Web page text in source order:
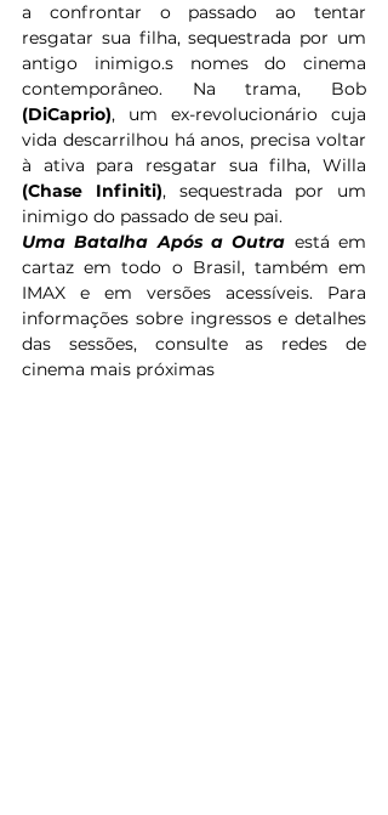
a confrontar o passado ao tentar
resgatar sua filha, sequestrada por um
antigo inimigo.s nomes do cinema
contemporâneo. Na trama, Bob
(DiCaprio), um ex-revolucionário cuja
vida descarrilhou há anos, precisa voltar
à ativa para resgatar sua filha, Willa
(Chase Infiniti), sequestrada por um
inimigo do passado de seu pai.
Uma Batalha Após a Outra está em
cartaz em todo o Brasil, também em
IMAX e em versões acessíveis. Para
informações sobre ingressos e detalhes
das sessões, consulte as redes de
cinema mais próximas